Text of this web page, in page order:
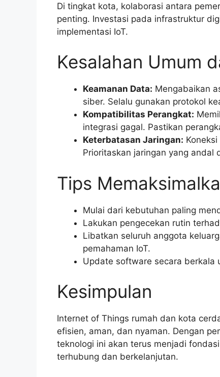
Di tingkat kota, kolaborasi antara
penting. Investasi pada infrastruktur
implementasi IoT.
Kesalahan Umum
Keamanan Data: Mengabaikan
siber. Selalu gunakan protokol
Kompatibilitas Perangkat:
integrasi gagal. Pastikan
Keterbatasan Jaringan:
Prioritaskan jaringan yang andal
Tips
Mulai dari kebutuhan paling
Lakukan pengecekan rutin
Libatkan seluruh anggota
pemahaman IoT.
Update software secara berkala
Kesimpulan
Internet of Things rumah dan kota
efisien, aman, dan nyaman. Dengan
teknologi ini akan terus menjadi
terhubung dan berkelanjutan.